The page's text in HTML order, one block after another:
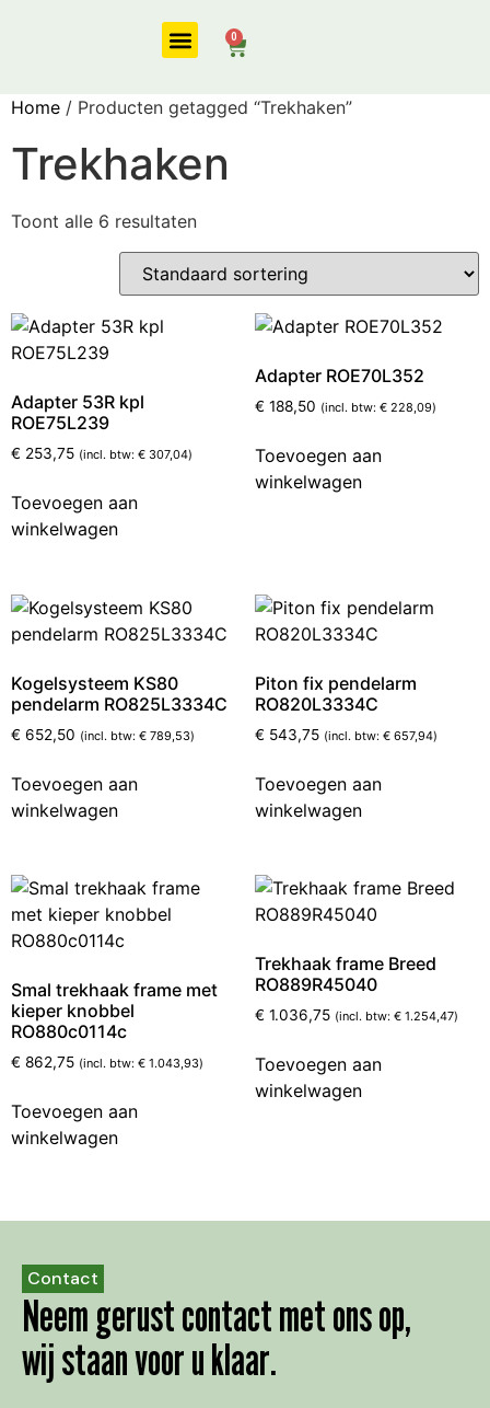
0
Home / Producten getagged “Trekhaken”
Trekhaken
Toont alle 6 resultaten
Adapter 53R kpl
ROE75L239
€ 253,75 (incl. btw: € 307,04)
Toevoegen aan
winkelwagen
Adapter ROE70L352
€ 188,50 (incl. btw: €228,09)
Toevoegen aan
winkelwagen
Kogelsysteem KS80
pendelarm RO825L3334C
€ 652,50 (incl. btw: € 789,53)
Toevoegen aan
winkelwagen
Piton fix pendelarm
RO820L3334C
€ 543,75 (incl. btw: €657,94)
Toevoegen aan
winkelwagen
Smal trekhaak frame met
kieper knobbel
RO880c0114c
€ 862,75 (incl. btw: € 1.043,93)
Toevoegen aan
winkelwagen
Trekhaak frame Breed
RO889R45040
€ 1.036,75 (incl. btw: €1.254,47)
Toevoegen aan
winkelwagen
Contact
Neem gerust contact met ons op,
wij staan voor u klaar.